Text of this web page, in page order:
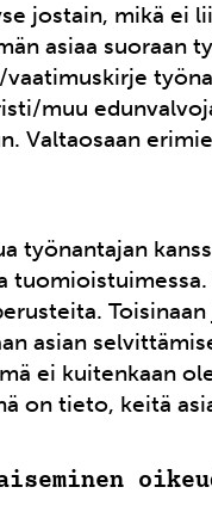
jostain, mikä ei
asiaa suoraan
muu
Valtaosaan
työnantajan
asian
ei kuitenkaan
on tieto, keitä